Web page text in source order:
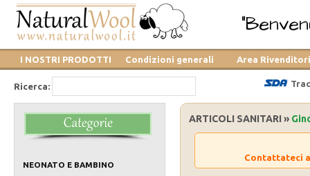
I NOSTRI PRODOTTI Condizioni generali Area Rivenditori
Ricerca:
NEONATO E BAMBINO
ARTICOLI SANITARI »
Contattateci